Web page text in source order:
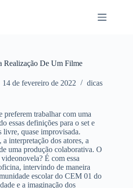
Realização De Um Filme
14 de fevereiro de 2022 dicas
preferem trabalhar com uma
essas definições para o set e
livre, quase improvisada.
interpretação dos atores, a
uma produção colaborativa. O
É com essa
intervindo de maneira
escolar do CEM 01 do
e a imaginação dos